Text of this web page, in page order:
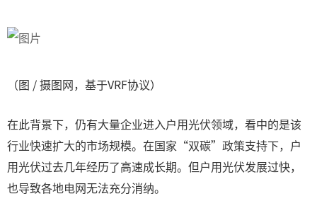
（图 / 摄图网，基于VRF协议）
在此背景下，仍有大量企业进入户用光伏领域，看中的是该
行业快速扩大的市场规模。在国家“双碳”政策支持下，户
用光伏过去几年经历了高速成长期。但户用光伏发展过快，
也导致各地电网无法充分消纳。